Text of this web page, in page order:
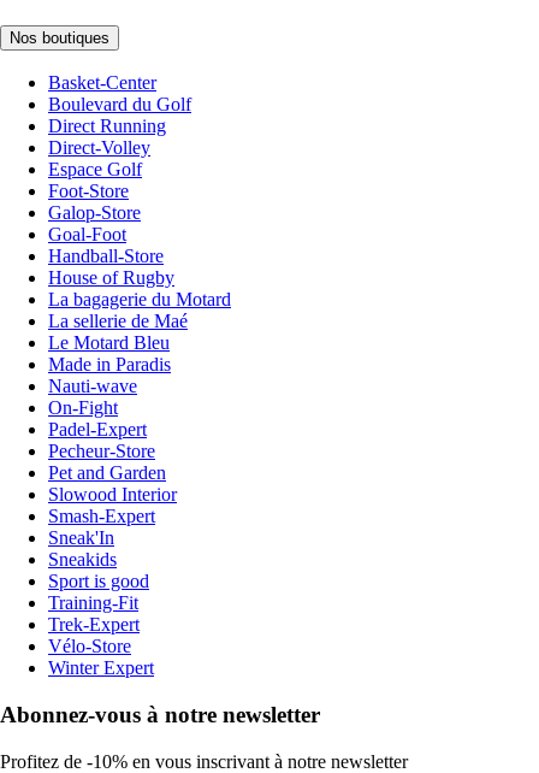
Nos boutiques
Basket-Center
Boulevard du Golf
Direct Running
Direct-Volley
Espace Golf
Foot-Store
Galop-Store
Goal-Foot
Handball-Store
House of Rugby
La bagagerie du Motard
La sellerie de Maé
Le Motard Bleu
Made in Paradis
Nauti-wave
On-Fight
Padel-Expert
Pecheur-Store
Pet and Garden
Slowood Interior
Smash-Expert
Sneak'In
Sneakids
Sport is good
Training-Fit
Trek-Expert
Vélo-Store
Winter Expert
Abonnez-vous à notre newsletter
Profitez de -10% en vous inscrivant à notre newsletter